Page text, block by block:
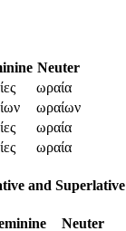
Neuter
ωραία
ωραίων
ωραία
ωραία
and Superlative
Neuter